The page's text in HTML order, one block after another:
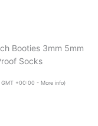
Booties 3mm 5mm
Socks
GMT +00:00 - More info)